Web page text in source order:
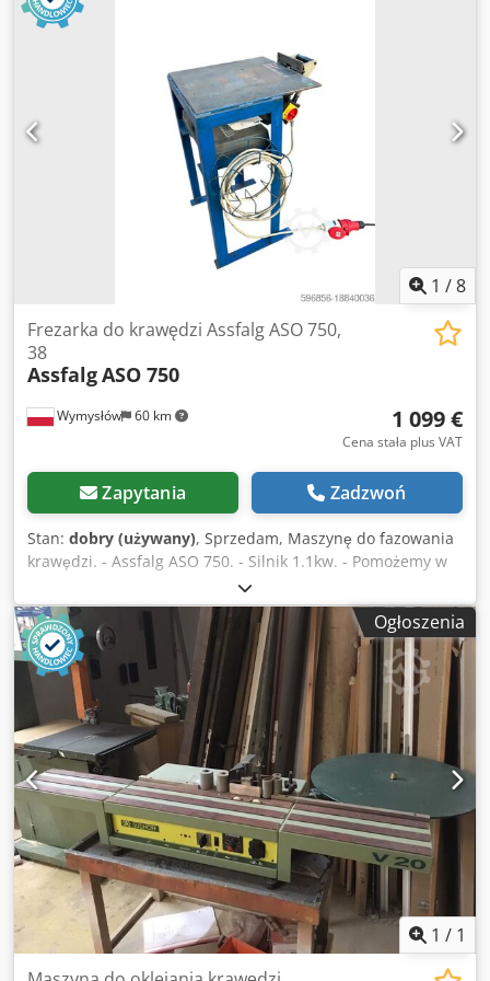
1 /8
Wymysłów 60 km
Frezarka do krawędzi Assfalg ASO 750,
38
AssfalgASO 750
1 099 €
Cena stała plus VAT
Zapytania Zadzwoń
Stan: dobry (używany), Sprzedam, Maszynę do fazowania
krawędzi. - Assfalg ASO 750. - Silnik 1.1kw. - Pomożemy w
zorganizowaniu dla ciebie opłacalną firmę spedycyjną lub
kuriera. Chedpev T Ttfjfx Ad Nja
Ogłoszenia
1 / 1